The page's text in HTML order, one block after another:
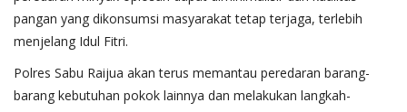
pangan yang dikonsumsi masyarakat tetap terjaga, terlebih
menjelang Idul Fitri.
Polres Sabu Raijua akan terus memantau peredaran barang-
barang kebutuhan pokok lainnya dan melakukan langkah-